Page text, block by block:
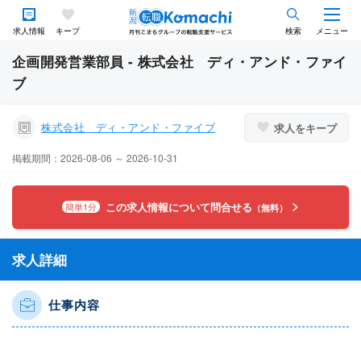
求人情報 キープ 検索 メニュー
企画開発営業部員 - 株式会社 ディ・アンド・ファイ
ブ
株式会社 ディ・アンド・ファイブ 求人をキープ
掲載期間：2026-08-06 ～ 2026-10-31
簡単1分 この求人情報について問合せる （無料）
求人詳細
仕事内容